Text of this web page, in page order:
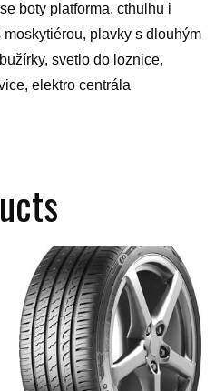
boty platforma, cthulhu i
plavky s dlouhým
svetlo do loznice,
elektro centrála